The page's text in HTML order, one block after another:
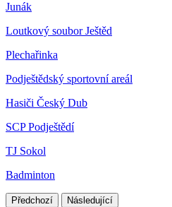
Junák
Loutkový soubor Ještěd
Plechařinka
Podještědský sportovní areál
Hasiči Český Dub
SCP Podještědí
TJ Sokol
Badminton
Předchozí Následující